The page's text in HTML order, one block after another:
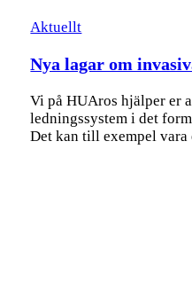
Aktuellt
Nya lagar om
Vi på HUAros hjälper er
ledningssystem i det
Det kan till exempel vara